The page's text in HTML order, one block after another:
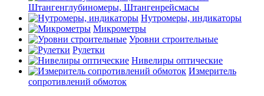
Штангенглубиномеры, Штангенрейсмасы
Нутромеры, индикаторы
Микрометры
Уровни строительные
Рулетки
Нивелиры оптические
Измеритель
сопротивлений обмоток